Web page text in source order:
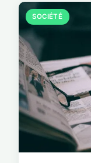
SOCIÉTÉ